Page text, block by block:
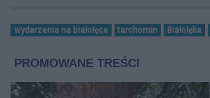
wydarzenia na białołęce tarchomin Białołęka